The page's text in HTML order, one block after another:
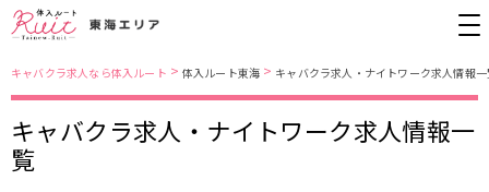
キャバクラ求人なら体入ルート > 体入ルート東海 > キャバクラ求人・ナイトワーク求人情報
キャバクラ求人・ナイトワーク求人情報一
覧
愛知県
名古屋市営地下鉄東山線